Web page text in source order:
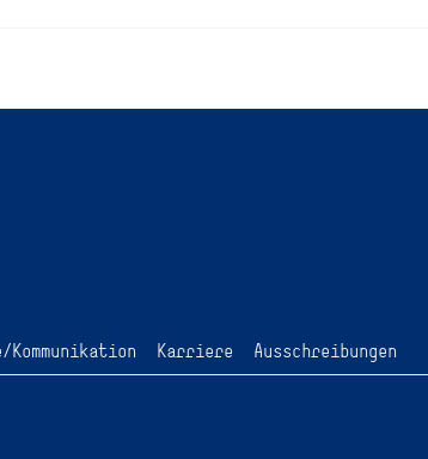
Kommunikation Karriere Ausschreibungen